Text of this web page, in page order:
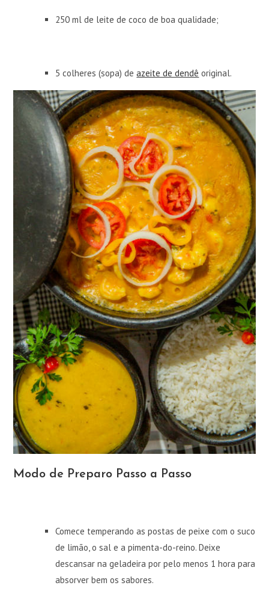
250 ml de leite de coco de boa qualidade;
5 colheres (sopa) deazeite de dendê original.
Modo de Preparo Passo a Passo
Comece temperando as postas de peixe com o suco
de limão, o sal e a pimenta-do-reino. Deixe
descansar na geladeira por pelo menos 1 hora para
absorver bem os sabores.